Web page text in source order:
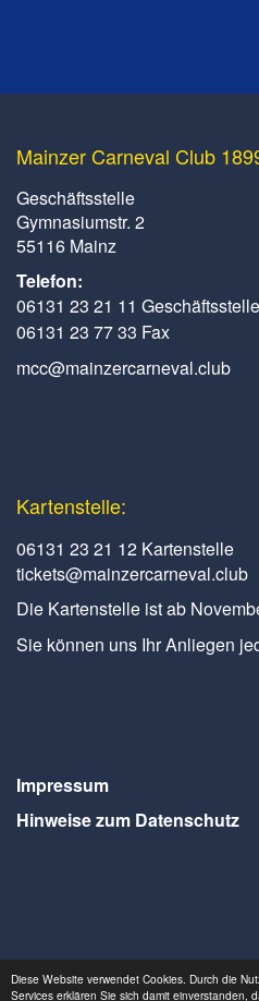
Diese Website verwendet Cookies. Durch die
Services erklären Sie sich damit einverstanden,
Mainzer Carneval Club
Geschäftsstelle
Gymnasiumstr. 2
55116 Mainz
Telefon:
06131 23 21 11 Geschäftsstelle
06131 23 77 33 Fax
mcc@mainzercarneval.club
Kartenstelle:
06131 23 21 12 Kartenstelle
tickets@mainzercarneval.club
Die Kartenstelle ist ab
Sie können uns Ihr Anliegen
Impressum
Hinweise zum Datenschutz
Webdesign